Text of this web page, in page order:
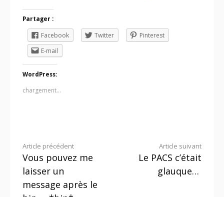
Partager :
Facebook Twitter
Pinterest
E-mail
WordPress:
chargement…
Lire
la
suite
Article précédent
Vous pouvez me
laisser un
message après le
Article suivant
Le PACS c’était
glauque…